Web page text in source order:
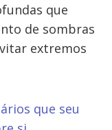
que
de sombras
extremos
que seu